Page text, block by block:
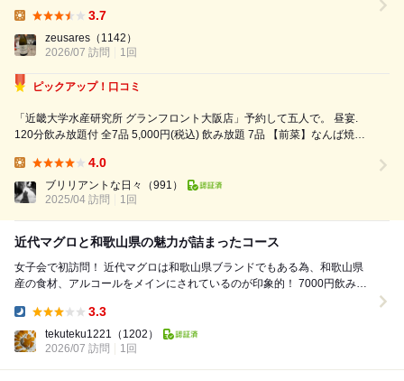
回歩いたかわからんのに、ようやく初訪問です。 店の前は何回も通って
るのに入ったことないって、近所の人と会釈だけ10年続けてるような距
離感。 ほんで注文はもちろん、「近大お刺身御前」...
3.7
zeusares （1142）
2026/07 訪問
1回
ピックアップ！口コミ
「近畿大学水産研究所 グランフロント大阪店」予約して五人で。 昼宴.
120分飲み放題付 全7品 5,000円(税込) 飲み放題 7品 【前菜】なんば焼き
4.0
ブリリアントな日々
（991）
2025/04 訪問
1回
近代マグロと和歌山県の魅力が詰まったコース
女子会で初訪問！ 近代マグロは和歌山県ブランドでもある為、和歌山県
産の食材、アルコールをメインにされているのが印象的！ 7000円飲み放
3.3
tekuteku1221 （1202）
2026/07 訪問
1回